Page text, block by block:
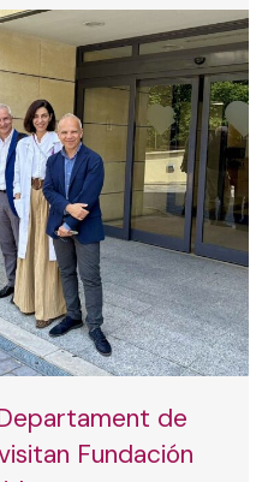
de
Fundación